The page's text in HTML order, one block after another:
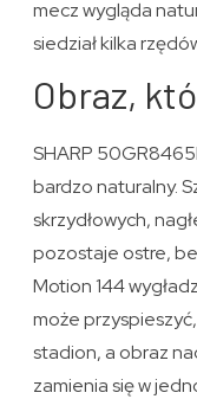
mecz wygląda
siedział kilka
Obraz,
SHARP
bardzo naturalny.
skrzydłowych,
pozostaje ostre,
Motion 144
może
stadion, a obraz
zamienia się w